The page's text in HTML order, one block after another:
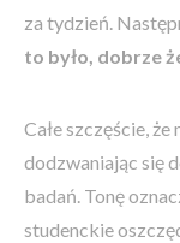
za tydzień.
to było, dobrze
Całe szczęście,
dodzwaniając się
badań. Tonę
studenckie